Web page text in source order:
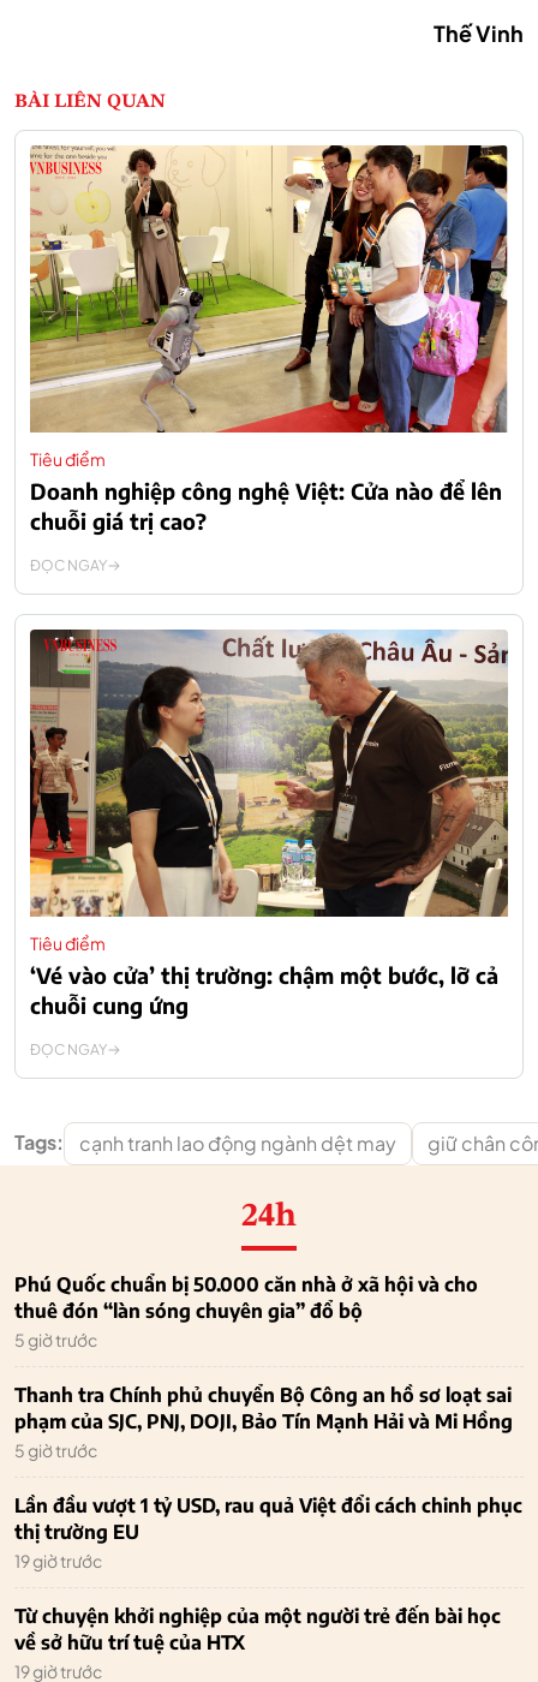
Thế Vinh
BÀI LIÊN QUAN
Tiêu điểm
Doanh nghiệp công nghệ Việt: Cửa nào để lên
chuỗi giá trị cao?
ĐỌC NGAY
Tiêu điểm
‘Vé vào cửa’ thị trường: chậm một bước, lỡ cả
chuỗi cung ứng
ĐỌC NGAY
Tags: cạnh tranh lao động ngành dệt may giữ chân
24h
Phú Quốc chuẩn bị 50.000 căn nhà ở xã hội và cho
thuê đón “làn sóng chuyên gia” đổ bộ
5 giờ trước
Thanh tra Chính phủ chuyển Bộ Công an hồ sơ loạt sai
phạm của SJC, PNJ, DOJI, Bảo Tín Mạnh Hải và Mi Hồng
5 giờ trước
Lần đầu vượt 1 tỷ USD, rau quả Việt đổi cách chinh phục
thị trường EU
19 giờ trước
Từ chuyện khởi nghiệp của một người trẻ đến bài học
về sở hữu trí tuệ của HTX
19 giờ trước